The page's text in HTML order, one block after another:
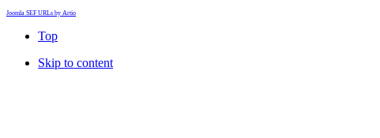
Joomla SEF URLs by Artio
Top
Skip to content